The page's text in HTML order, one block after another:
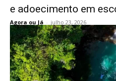
e adoecimento em
Agora ou Já - julho 23, 2026